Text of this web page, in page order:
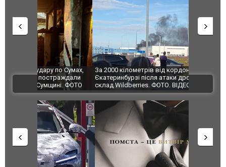
За 2000 кілометрів від кордону з Україною: в
Єкатеринбурзі після атаки дронів загорівся
склад Wildberries. ФОТО. ВІДЕО
"Мої
ВІДЕО